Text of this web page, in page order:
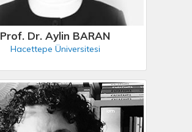
Prof. Dr. Aylin BARAN
Hacettepe Üniversitesi